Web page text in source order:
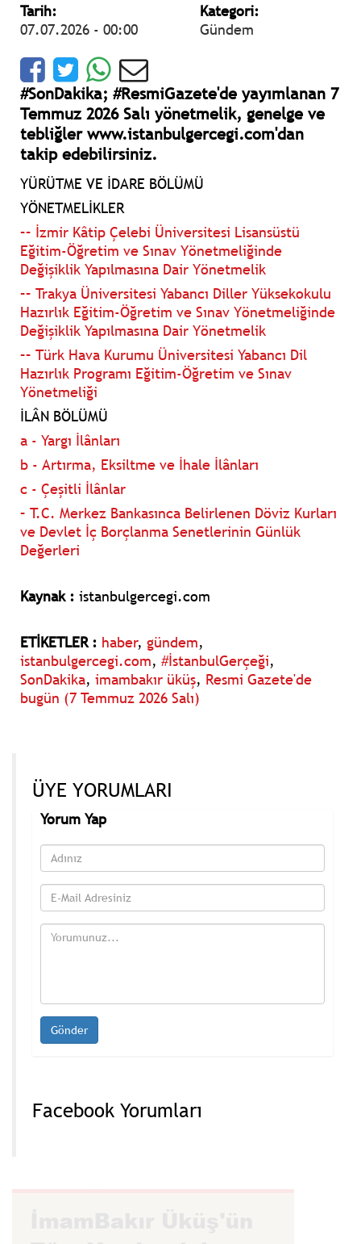
Tarih:
07.07.2026 - 00:00
Kategori:
Gündem
#SonDakika; #ResmiGazete'de yayımlanan 7
Temmuz 2026 Salı yönetmelik, genelge ve
tebliğler www.istanbulgercegi.com'dan
takip edebilirsiniz.
YÜRÜTME VE İDARE BÖLÜMÜ
YÖNETMELİKLER
–– İzmir Kâtip Çelebi Üniversitesi Lisansüstü
Eğitim-Öğretim ve Sınav Yönetmeliğinde
Değişiklik Yapılmasına Dair Yönetmelik
–– Trakya Üniversitesi Yabancı Diller Yüksekokulu
Hazırlık Eğitim-Öğretim ve Sınav Yönetmeliğinde
Değişiklik Yapılmasına Dair Yönetmelik
–– Türk Hava Kurumu Üniversitesi Yabancı Dil
Hazırlık Programı Eğitim-Öğretim ve Sınav
Yönetmeliği
İLÂN BÖLÜMÜ
a - Yargı İlânları
b - Artırma, Eksiltme ve İhale İlânları
c - Çeşitli İlânlar
– T.C. Merkez Bankasınca Belirlenen Döviz Kurları
ve Devlet İç Borçlanma Senetlerinin Günlük
Değerleri
Kaynak : istanbulgercegi.com
ETİKETLER : haber, gündem,
istanbulgercegi.com, #İstanbulGerçeği,
SonDakika, imambakır üküş, Resmi Gazete'de
bugün (7 Temmuz 2026 Salı)
ÜYE YORUMLARI
Yorum Yap
Facebook Yorumları